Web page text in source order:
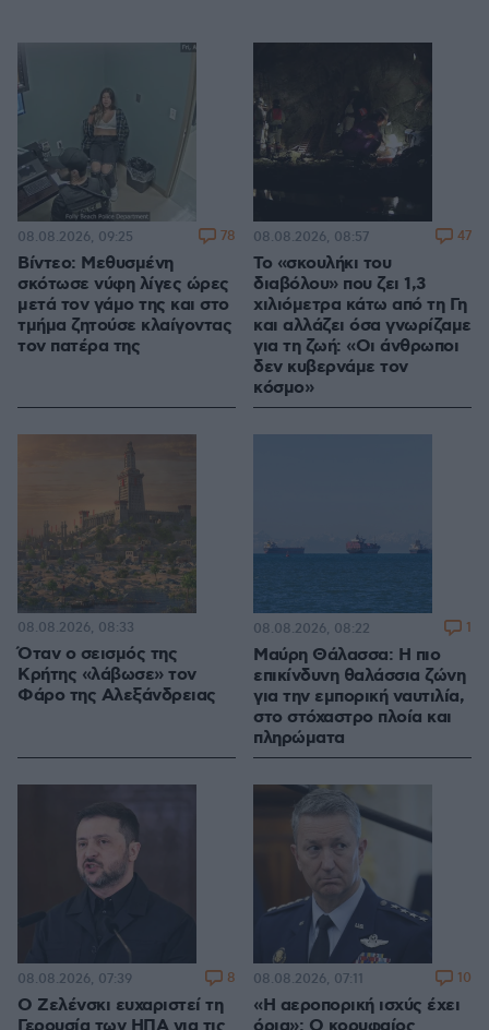
Βίντεο: Μεθυσμένη
σκότωσε νύφη λίγες ώρες
μετά τον γάμο της και στο
τμήμα ζητούσε κλαίγοντας
τον πατέρα της
08.08.2026, 09:25 78
Το «σκουλήκι του
διαβόλου» που ζει 1,3
χιλιόμετρα κάτω από τη Γη
και αλλάζει όσα γνωρίζαμε
για τη ζωή: «Οι άνθρωποι
δεν κυβερνάμε τον
κόσμο»
08.08.2026, 08:57 47
Όταν ο σεισμός της
Κρήτης «λάβωσε» τον
Φάρο της Αλεξάνδρειας
08.08.2026, 08:33
Μαύρη Θάλασσα: Η πιο
επικίνδυνη θαλάσσια ζώνη
για την εμπορική ναυτιλία,
στο στόχαστρο πλοία και
πληρώματα
08.08.2026, 08:22 1
Ο Ζελένσκι ευχαριστεί τη
08.08.2026, 07:39 8
«Η αεροπορική ισχύς έχει
08.08.2026, 07:11 10